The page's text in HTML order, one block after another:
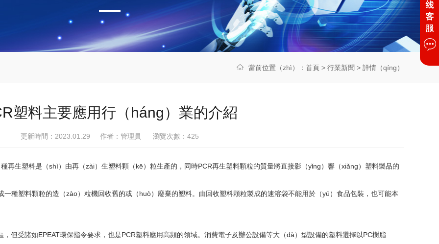
當前位置（zhì）： 首頁 > 行業新聞 > 詳情（qíng）
塑料主要應用行（háng）業的介紹
更新時間：2023.01.29 作者：管理員 瀏覽次數： 425
生塑料是（shì）由再（zài）生塑料顆（kē）粒生產的，同時PCR再生塑料顆粒的質量將直接影（yǐng）響（xiǎng）塑料製品的
一種塑料顆粒的造（zào）粒機回收舊的或（huò）廢棄的塑料。由回收塑料顆粒製成的速溶袋不能用於（yú）食品包裝，也可能本
受諸如EPEAT環保指令要求，也是PCR塑料應用高頻的領域。消費電子及辦公設備等大（dà）型設備的塑料選擇以PC樹脂